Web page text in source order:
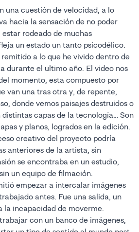
una cuestión de velocidad, a lo
hacia la sensación de no poder
rodeado de muchas
un estado un tanto psicodélico.
a lo que he vivido dentro de
durante el ultimo año. El video nos
momento, esta compuesto por
van una tras otra y, de repente,
donde vemos paisajes destruidos o
capas de la tecnología… Son
y planos, logrados en la edición.
creativo del proyecto podría
anteriores de la artista, sin
se encontraba en un estudio,
un equipo de filmación.
empezar a intercalar imágenes
antes. Fue una salida, un
la incapacidad de moverme.
con un banco de imágenes,